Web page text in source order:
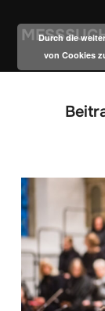
Durch die
von Cookies